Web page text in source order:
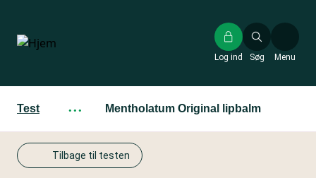
hovedindhold
Søg
Log ind Menu
Test ··· Mentholatum Original lipbalm
Tilbage til testen